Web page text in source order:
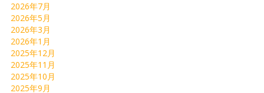
2026年7月
2026年5月
2026年3月
2026年1月
2025年12月
2025年11月
2025年10月
2025年9月